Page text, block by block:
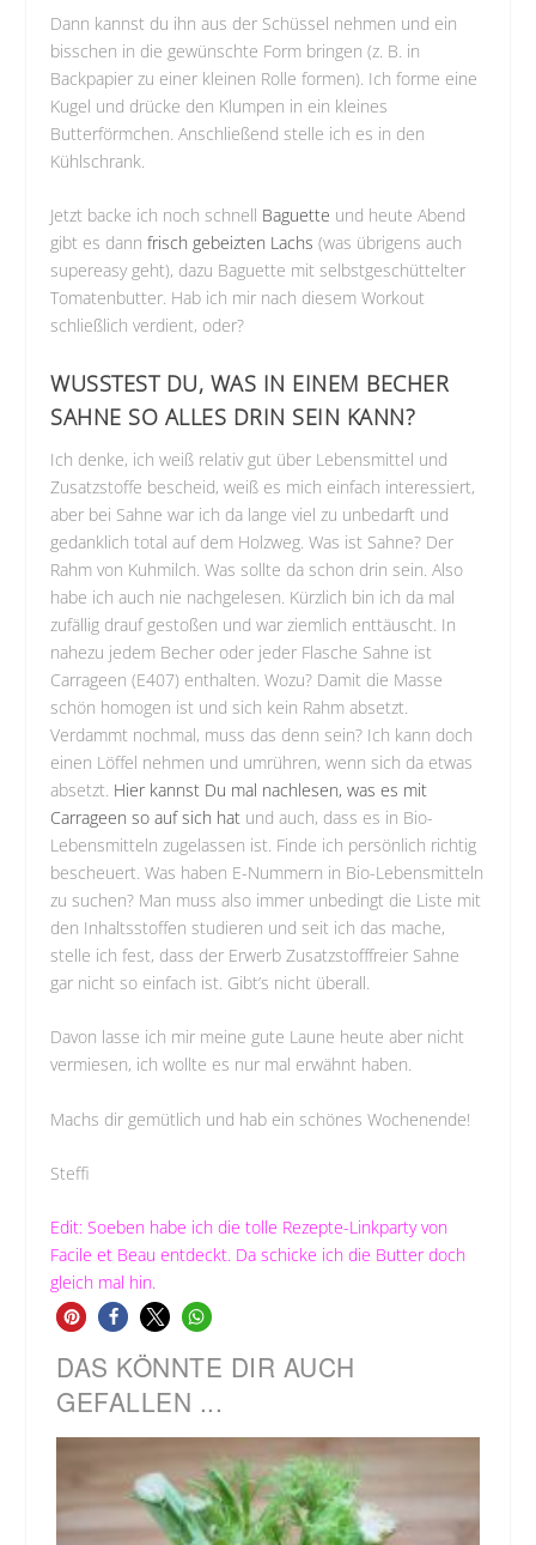
Dann kannst du ihn aus der Schüssel nehmen und ein
bisschen in die gewünschte Form bringen (z. B. in
Backpapier zu einer kleinen Rolle formen). Ich forme eine
Kugel und drücke den Klumpen in ein kleines
Butterförmchen. Anschließend stelle ich es in den
Kühlschrank.
Jetzt backe ich noch schnell Baguette und heute Abend
gibt es dannfrisch gebeizten Lachs (was übrigens auch
supereasy geht), dazu Baguette mit selbstgeschüttelter
Tomatenbutter. Hab ich mir nach diesem Workout
schließlich verdient, oder?
WUSSTEST DU, WAS IN EINEM BECHER
SAHNE SO ALLES DRIN SEIN KANN?
Ich denke, ich weiß relativ gut über Lebensmittel und
Zusatzstoffe bescheid, weiß es mich einfach interessiert,
aber bei Sahne war ich da lange viel zu unbedarft und
gedanklich total auf dem Holzweg. Was ist Sahne? Der
Rahm von Kuhmilch. Was sollte da schon drin sein. Also
habe ich auch nie nachgelesen. Kürzlich bin ich da mal
zufällig drauf gestoßen und war ziemlich enttäuscht. In
nahezu jedem Becher oder jeder Flasche Sahne ist
Carrageen (E407) enthalten. Wozu? Damit die Masse
schön homogen ist und sich kein Rahm absetzt.
Verdammt nochmal, muss das denn sein? Ich kann doch
einen Löffel nehmen und umrühren, wenn sich da etwas
absetzt. Hier kannst Du mal nachlesen, was es mit
Carrageen so auf sich hat und auch, dass es in Bio-
Lebensmitteln zugelassen ist. Finde ich persönlich richtig
bescheuert. Was haben E-Nummern in Bio-Lebensmitteln
zu suchen? Man muss also immer unbedingt die Liste mit
den Inhaltsstoffen studieren und seit ich das mache,
stelle ich fest, dass der Erwerb Zusatzstofffreier Sahne
gar nicht so einfach ist. Gibt’s nicht überall.
Davon lasse ich mir meine gute Laune heute aber nicht
vermiesen, ich wollte es nur mal erwähnt haben.
Machs dir gemütlich und hab ein schönes Wochenende!
Steffi
Edit: Soeben habe ich die tolle Rezepte-Linkparty von
Facile et Beau entdeckt. Da schicke ich die Butter doch
gleich mal hin.
DAS KÖNNTE DIR AUCH
GEFALLEN ...